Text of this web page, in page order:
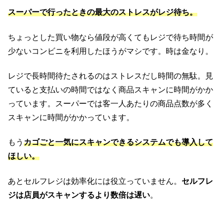
スーパーで行ったときの最大のストレスがレジ待ち。
ちょっとした買い物なら値段が高くてもレジで待ち時間が
少ないコンビニを利用したほうがマシです。時は金なり。
レジで長時間待たされるのはストレスだし時間の無駄。見
ていると支払いの時間ではなく商品スキャンに時間がかか
っています。スーパーでは客一人あたりの商品点数が多く
スキャンに時間がかかっています。
もう カゴごと一気にスキャンできるシステムでも導入して
ほしい。
あとセルフレジは効率化には役立っていません。 セルフレ
ジは店員がスキャンするより数倍は遅い。